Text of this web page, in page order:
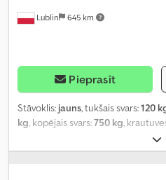
Lublin 645 km
Pieprasīt
Stāvoklis: jauns, tukšais svars:120
kg , kopējais svars:750 kg ,
1 063
Ražošanas gads:2024,